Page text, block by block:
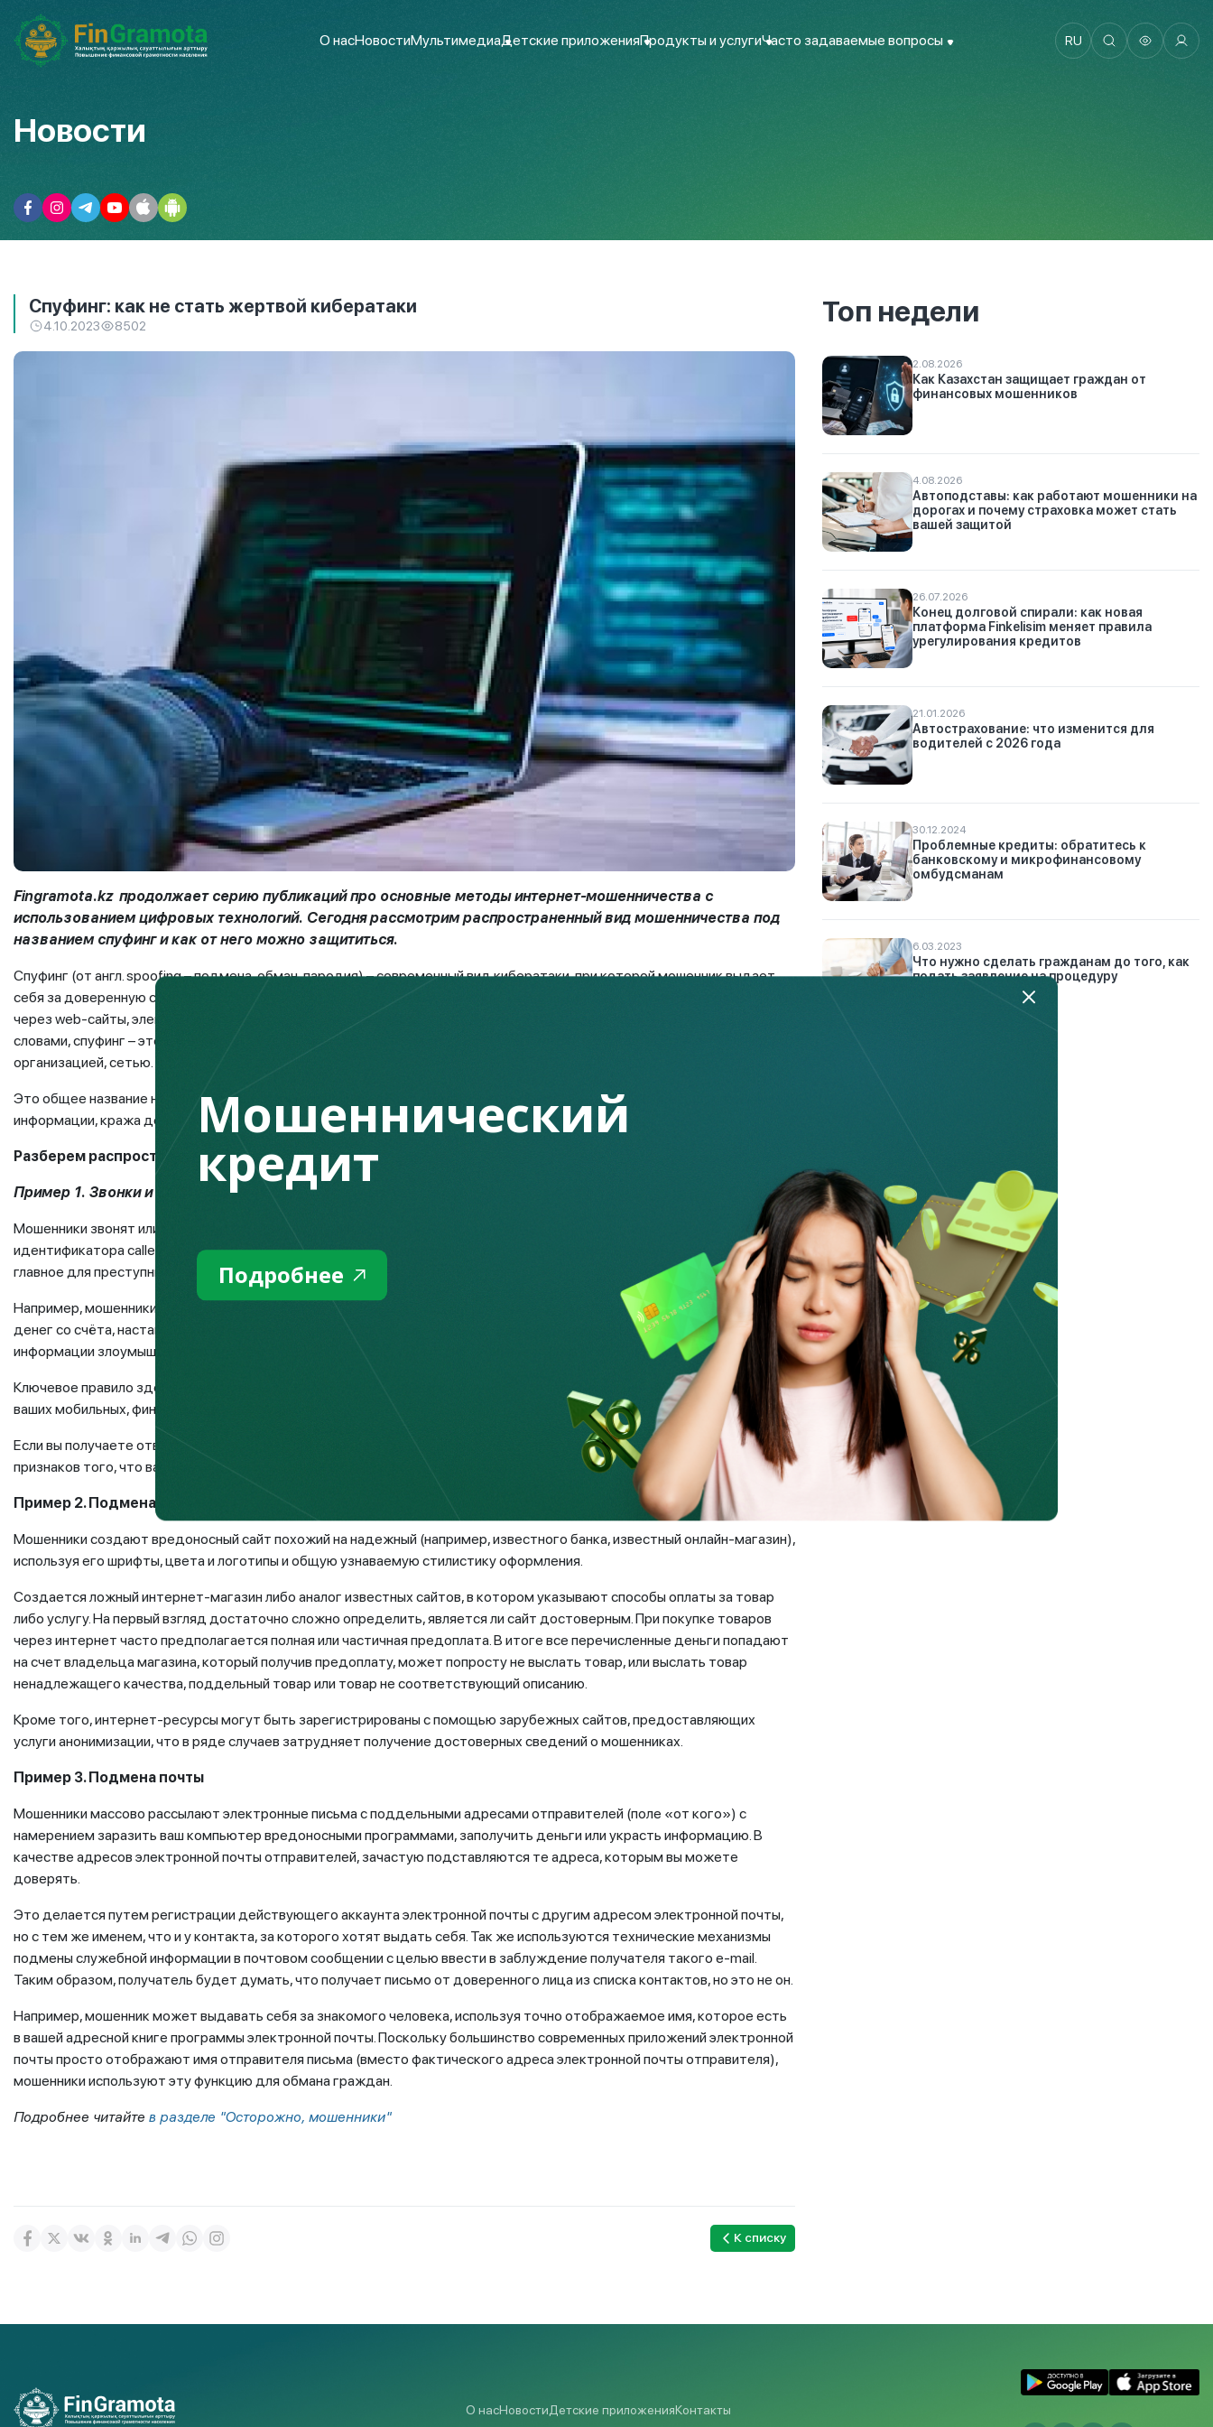
О насНовостиМультимедиаДетские приложенияПродукты и услугиЧасто задаваемые вопросы RU
Новости
Спуфинг: как не стать жертвой кибератаки
4.10.2023 8502
Fingramota.kz продолжает серию публикаций про основные методы интернет-мошенничества с
использованием цифровых технологий. Сегодня рассмотрим распространенный вид мошенничества под
названием спуфинг и как от него можно защититься.
Спуфинг (от англ. spoofing – подмена, обман, пародия) – современный вид кибератаки, при которой мошенник выдает
себя за доверенную сторону, чтобы получить доступ к важным данным или информации. Действие может происходить
через web-сайты, электронную почту, телефонные звонки, текстовые сообщения, коммуникационные сети. Другими
словами, спуфинг – это злонамеренные действия злоумышленника с целью маскировки под другим именем, человеком,
организацией, сетью.
Это общее название нескольких видов мошеннических действий, целью которых является получение доступа к личной
информации, кража денег, распространение вредоносного программного обеспечения и т.д.
Разберем распространенные виды спуфинг-атак
Пример 1. Звонки и SMS-сообщения
Мошенники звонят или отправляют SMS-сообщения, используя номер телефона другого человека (подмена
идентификатора caller-id). Он может выдавать себя за сотрудника реальной компании, чтобы вызвать доверие. Самое
главное для преступника – добиться действий в процессе телефонного разговора.
Например, мошенники сообщают о подозрительной операции и просят продиктовать личные данные для перевода
денег со счёта, настаивают на смене пароля и отправке им секретного кода из SMS-сообщения банка. С помощью этой
информации злоумышленники переводят деньги со счёта, и могут оформить на клиента онлайн-займ на крупную сумму.
Ключевое правило здесь – никогда и никому не сообщать пароли и какую-либо идентификационную информацию от
ваших мобильных, финансовых и иных сервисов.
Если вы получаете ответы на звонки или сообщения, которые вы никогда не делали, это может быть одним из
признаков того, что ваш номер был использован для организации таких атак.
Пример 2. Подмена сайта
Мошенники создают вредоносный сайт похожий на надежный (например, известного банка, известный онлайн-магазин),
используя его шрифты, цвета и логотипы и общую узнаваемую стилистику оформления.
Создается ложный интернет-магазин либо аналог известных сайтов, в котором указывают способы оплаты за товар
либо услугу. На первый взгляд достаточно сложно определить, является ли сайт достоверным. При покупке товаров
через интернет часто предполагается полная или частичная предоплата. В итоге все перечисленные деньги попадают
на счет владельца магазина, который получив предоплату, может попросту не выслать товар, или выслать товар
ненадлежащего качества, поддельный товар или товар не соответствующий описанию.
Кроме того, интернет-ресурсы могут быть зарегистрированы с помощью зарубежных сайтов, предоставляющих
услуги анонимизации, что в ряде случаев затрудняет получение достоверных сведений о мошенниках.
Пример 3. Подмена почты
Мошенники массово рассылают электронные письма с поддельными адресами отправителей (поле «от кого») с
намерением заразить ваш компьютер вредоносными программами, заполучить деньги или украсть информацию. В
качестве адресов электронной почты отправителей, зачастую подставляются те адреса, которым вы можете
доверять.
Это делается путем регистрации действующего аккаунта электронной почты с другим адресом электронной почты,
но с тем же именем, что и у контакта, за которого хотят выдать себя. Так же используются технические механизмы
подмены служебной информации в почтовом сообщении с целью ввести в заблуждение получателя такого e-mail.
Таким образом, получатель будет думать, что получает письмо от доверенного лица из списка контактов, но это не он.
Например, мошенник может выдавать себя за знакомого человека, используя точно отображаемое имя, которое есть
в вашей адресной книге программы электронной почты. Поскольку большинство современных приложений электронной
почты просто отображают имя отправителя письма (вместо фактического адреса электронной почты отправителя),
мошенники используют эту функцию для обмана граждан.
Подробнее читайте в разделе "Осторожно, мошенники"
К списку
Топ недели
2.08.2026
Как Казахстан защищает граждан от
финансовых мошенников
4.08.2026
Автоподставы: как работают мошенники на
дорогах и почему страховка может стать
вашей защитой
26.07.2026
Конец долговой спирали: как новая
платформа Finkelisim меняет правила
урегулирования кредитов
21.01.2026
Автострахование: что изменится для
водителей с 2026 года
30.12.2024
Проблемные кредиты: обратитесь к
банковскому и микрофинансовому
омбудсманам
6.03.2023
Что нужно сделать гражданам до того, как
подать заявление на процедуру
О насНовостиДетские приложенияКонтакты
Мошеннический
кредит
Подробнее